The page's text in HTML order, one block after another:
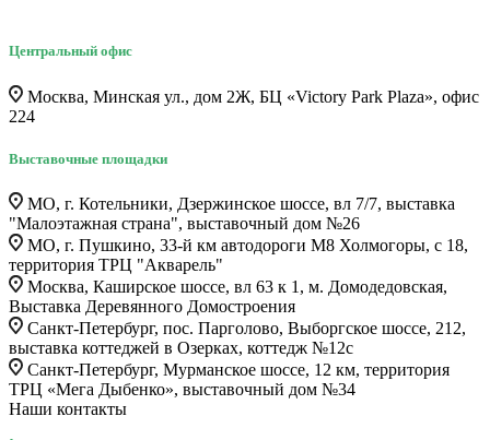
Центральный офис
Москва, Минская ул., дом 2Ж, БЦ «Victory Park Plaza», офис
224
Выставочные площадки
МО, г. Котельники, Дзержинское шоссе, вл 7/7, выставка
"Малоэтажная страна", выставочный дом №26
МО, г. Пушкино, 33-й км автодороги М8 Холмогоры, с 18,
территория ТРЦ "Акварель"
Москва, Каширское шоссе, вл 63 к 1, м. Домодедовская,
Выставка Деревянного Домостроения
Санкт-Петербург, пос. Парголово, Выборгское шоссе, 212,
выставка коттеджей в Озерках, коттедж №12c
Санкт-Петербург, Мурманское шоссе, 12 км, территория
ТРЦ «Мега Дыбенко», выставочный дом №34
Наши контакты